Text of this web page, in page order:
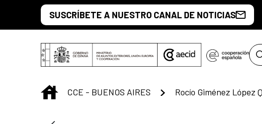
Saltar al contenido principal
SUSCRÍBETE A NUESTRO CANAL DE NOTICIAS
INICIO
CCE - BUENOS AIRES Rocío Giménez López